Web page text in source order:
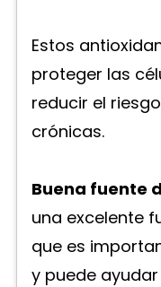
Estos
proteger las
reducir el
crónicas.
Buena fuente
una excelente
que es
y puede